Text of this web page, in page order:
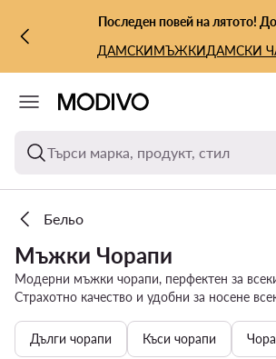
КЪМ ОСНОВНОТО СЪДЪРЖАНИЕ
КЪМ ТЪРСЕНЕПоследен повей на лятото!
ДАМСКИМЪЖКИДАМСКИ
Търси марка, продукт, стил
Бельо
Мъжки Чорапи
Модерни мъжки чорапи, перфектен за
Страхотно качество и удобни за носене
Дълги чорапи Къси чорапи